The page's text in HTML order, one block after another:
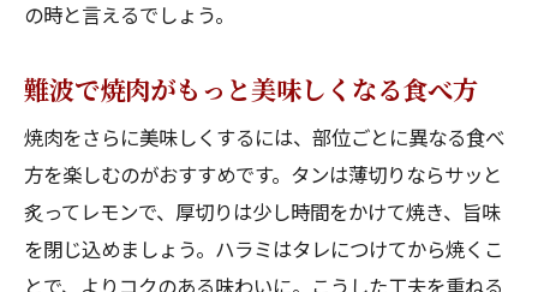
タンとハラミの部位ごとの特徴と楽しみ方
難波で焼肉なら黒毛和牛を堪能しよう
個室や落ち着いた空間で焼肉体験を深める
難波で焼肉を個室で楽しむ贅沢時間
落ち着いた空間で焼肉を味わう魅力
難波で焼肉デートや接待におすすめの空間
の時と言えるでしょう。
難波で焼肉がもっと美味しくなる食べ方
焼肉をさらに美味しくするには、部位ごとに異なる食べ
方を楽しむのがおすすめです。タンは薄切りならサッと
炙ってレモンで、厚切りは少し時間をかけて焼き、旨味
を閉じ込めましょう。ハラミはタレにつけてから焼くこ
とで、よりコクのある味わいに。こうした工夫を重ねる